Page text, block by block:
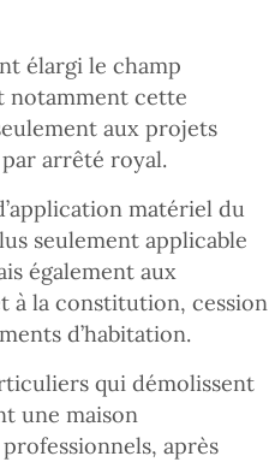
élargi le champ
notamment cette
aux projets
arrêté royal.
matériel du
seulement applicable
également aux
à la constitution, cession
d’habitation.
qui démolissent
une maison
après